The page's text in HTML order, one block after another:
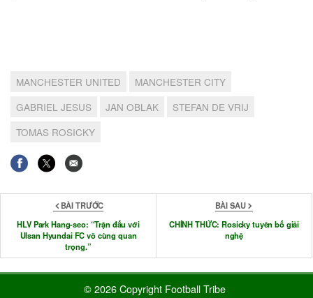
MANCHESTER UNITED
MANCHESTER CITY
GABRIEL JESUS
JAN OBLAK
STEFAN DE VRIJ
TOMAS ROSICKY
BÀI TRƯỚC
HLV Park Hang-seo: “Trận đấu với
Ulsan Hyundai FC vô cùng quan
trọng.”
BÀI SAU
CHÍNH THỨC: Rosicky tuyên bố giải
nghệ
© 2026 Copyright Football Tribe